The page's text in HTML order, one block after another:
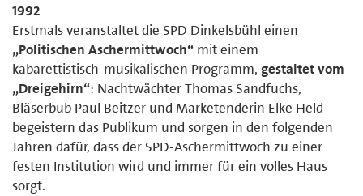
1992
Erstmals veranstaltet die SPD Dinkelsbühl einen
„Politischen Aschermittwoch“ mit einem
kabarettistisch-musikalischen Programm, gestaltet vom
„Dreigehirn“: Nachtwächter Thomas Sandfuchs,
Bläserbub Paul Beitzer und Marketenderin Elke Held
begeistern das Publikum und sorgen in den folgenden
Jahren dafür, dass der SPD-Aschermittwoch zu einer
festen Institution wird und immer für ein volles Haus
sorgt.